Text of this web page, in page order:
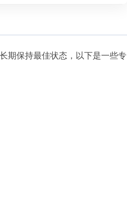
长期保持最佳状态，以下是一些专